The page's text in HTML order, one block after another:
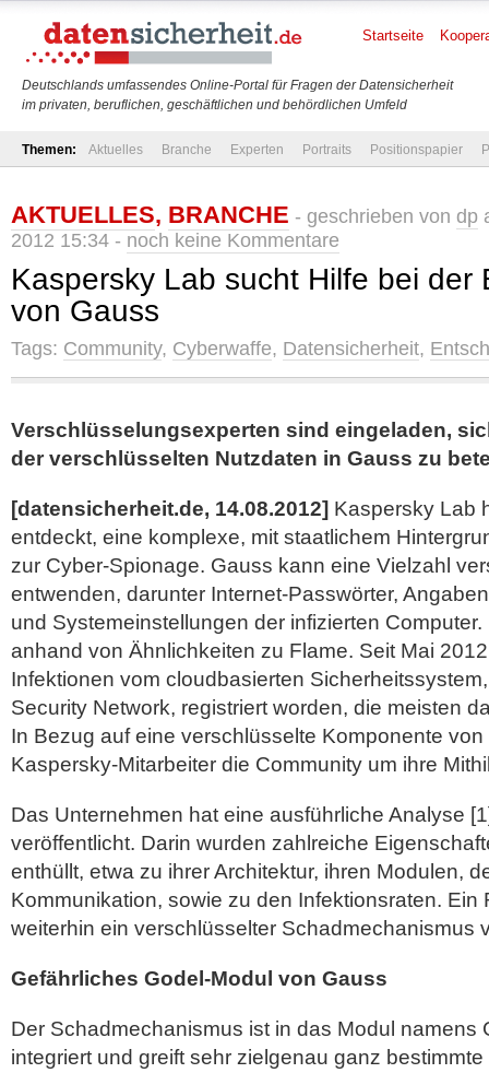
Deutschlands umfassendes Online-Portal für Fragen der Datensicherheit
im privaten, beruflichen, geschäftlichen und behördlichen Umfeld
Startseite
Themen: Aktuelles Branche Experten Portraits Positionspapier
AKTUELLES, BRANCHE - geschrieben von dp
2012 15:34 - noch keine Kommentare
Kaspersky Lab sucht Hilfe bei der
von Gauss
Tags: Community, Cyberwaffe, Datensicherheit,
Verschlüsselungsexperten sind eingeladen,
der verschlüsselten Nutzdaten in Gauss zu
[datensicherheit.de, 14.08.2012] Kaspersky Lab
entdeckt, eine komplexe, mit staatlichem
zur Cyber-Spionage. Gauss kann eine Vielzahl
entwenden, darunter Internet-Passwörter,
und Systemeinstellungen der infizierten
anhand von Ähnlichkeiten zu Flame. Seit Mai
Infektionen vom cloudbasierten
Security Network, registriert worden, die meisten
In Bezug auf eine verschlüsselte Komponente
Kaspersky-Mitarbeiter die Community um ihre
Das Unternehmen hat eine ausführliche Analyse
veröffentlicht. Darin wurden zahlreiche
enthüllt, etwa zu ihrer Architektur, ihren Modulen,
Kommunikation, sowie zu den Infektionsraten. Ein
weiterhin ein verschlüsselter Schadmechanismus
Gefährliches Godel-Modul von Gauss
Der Schadmechanismus ist in das Modul namens
integriert und greift sehr zielgenau ganz